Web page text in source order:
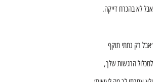
אבל לא בהכרח דייקה.
׳אבל רק נתתי תוקף
למכלול הרגשות שלך,